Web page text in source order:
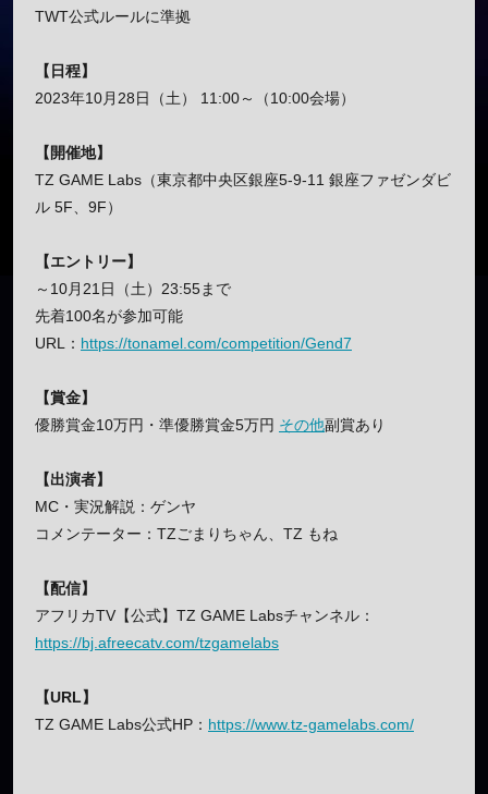
TWT公式ルールに準拠
【日程】
2023年10月28日（土） 11:00～（10:00会場）
【開催地】
TZ GAME Labs（東京都中央区銀座5-9-11 銀座ファゼンダビ
ル 5F、9F）
【エントリー】
～10月21日（土）23:55まで
先着100名が参加可能
URL： https://tonamel.com/competition/Gend7
【賞金】
優勝賞金10万円・準優勝賞金5万円 その他副賞あり
【出演者】
MC・実況解説：ゲンヤ
コメンテーター：TZごまりちゃん、TZ もね
【配信】
アフリカTV【公式】TZ GAME Labsチャンネル：
https://bj.afreecatv.com/tzgamelabs
【URL】
TZ GAME Labs公式HP： https://www.tz-gamelabs.com/